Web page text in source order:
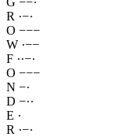
R ·−·
O −−−
W ·−−
F ··−·
O −−−
N −·
D −··
E ·
R ·−·